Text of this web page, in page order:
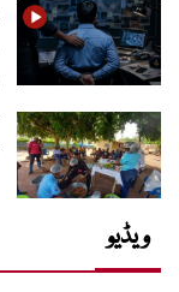
ویڈیو